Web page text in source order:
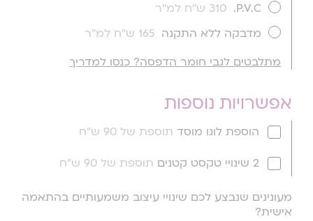
P.V.C.
310 ש''ח למ''ר
מדבקה ללא התקנה 165 ש''ח למ''ר
מתלבטים לגבי חומר הדפסה? כנסו למדריך
אפשרויות נוספות
הוספת לוגו מוסד תוספת של 90 ש"ח
2 שינויי טקסט קטנים תוספת של 90 ש"ח
מעונינים שנבצע לכם שינויי עיצוב משמעותיים בהתאמה
אישית?